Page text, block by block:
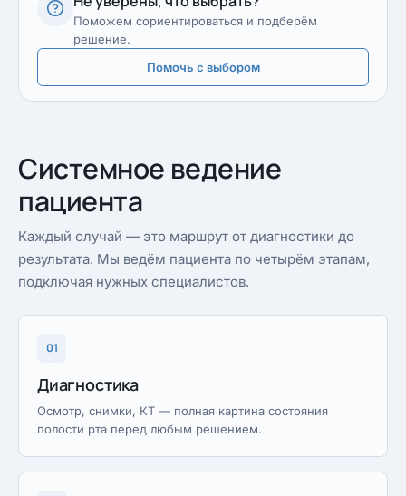
Поможем сориентироваться и подберём
решение.
Помочь с выбором
Системное ведение
пациента
Каждый случай — это маршрут от диагностики до
результата. Мы ведём пациента по четырём этапам,
подключая нужных специалистов.
01
Диагностика
Осмотр, снимки, КТ — полная картина состояния
полости рта перед любым решением.